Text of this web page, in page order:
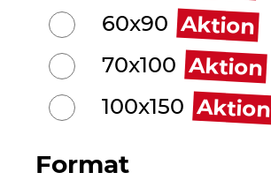
60x90 Aktion
70x100 Aktion
100x150 Aktion
Format